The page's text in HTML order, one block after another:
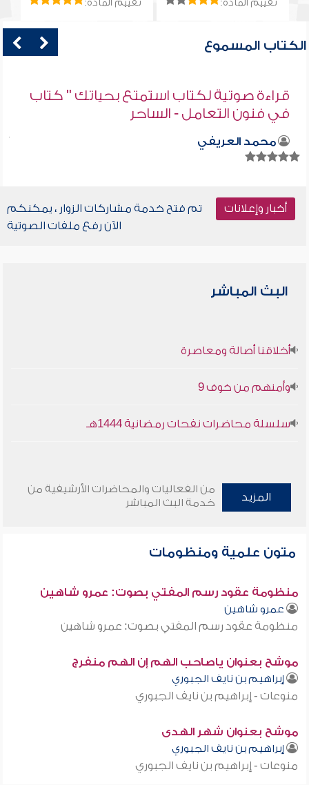
تقييم المادة: تقييم المادة:
الكتاب المسموع
قراءة صوتية لكتاب استمتع بحياتك " كتاب
في فنون التعامل - الساحر
محمد العريفي
أخبار وإعلانات
تم فتح خدمة مشاركات الزوار ، يمكنكم
الآن رفع ملفات الصوتية
البث المباشر
أخلاقنا أصالة ومعاصرة
وأمنهم من خوف 9
سلسلة محاضرات نفحات رمضانية 1444هـ
المزيد
من الفعاليات والمحاضرات الأرشيفية من
خدمة البث المباشر
متون علمية ومنظومات
منظومة عقود رسم المفتي بصوت: عمرو شاهين
عمرو شاهين
منظومة عقود رسم المفتي بصوت: عمرو شاهين
موشح بعنوان ياصاحب الهم إن الهم منفرج
إبراهيم بن نايف الجبوري
منوعات - إبراهيم بن نايف الجبوري
موشح بعنوان شهر الهدى
إبراهيم بن نايف الجبوري
منوعات - إبراهيم بن نايف الجبوري